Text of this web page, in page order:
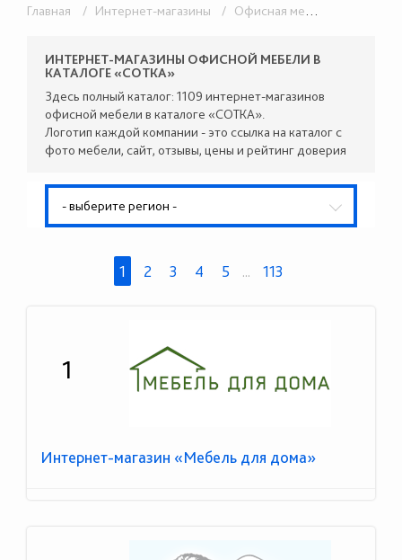
Главная / Интернет-магазины / Офисная мебель, кабинеты
ИНТЕРНЕТ-МАГАЗИНЫ ОФИСНОЙ МЕБЕЛИ В
КАТАЛОГЕ «СОТКА»
Здесь полный каталог: 1109 интернет-магазинов
офисной мебели в каталоге «СОТКА».
Логотип каждой компании - это ссылка на каталог с
фото мебели, сайт, отзывы, цены и рейтинг доверия
- выберите регион -
1 2 3 4 5 ... 113
1
Интернет-магазин «Мебель для дома»